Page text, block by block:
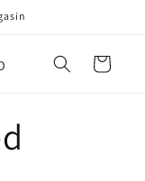
Panier